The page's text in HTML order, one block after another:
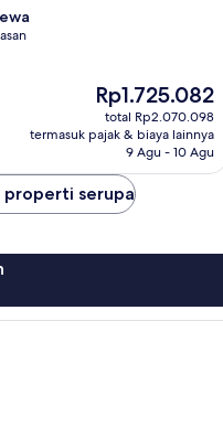
Harga
sekarang
Rp1.725.082
Rp1.725.082
total Rp2.070.098
termasuk pajak & biaya lainnya
9 Agu - 10 Agu
properti serupa